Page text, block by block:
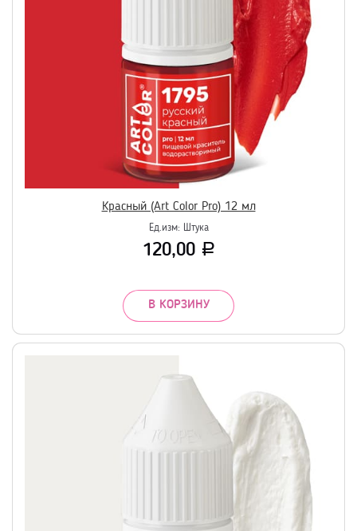
Красный (Art Color Pro) 12 мл
Ед.изм: Штука
120,00 Р
В КОРЗИНУ